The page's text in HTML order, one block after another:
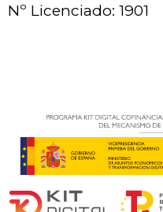
Nº Licenciado: 1901